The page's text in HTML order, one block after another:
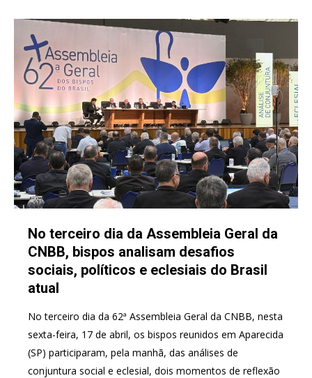
No terceiro dia da Assembleia Geral da
CNBB, bispos analisam desafios
sociais, políticos e eclesiais do Brasil
atual
No terceiro dia da 62ª Assembleia Geral da CNBB, nesta
sexta-feira, 17 de abril, os bispos reunidos em Aparecida
(SP) participaram, pela manhã, das análises de
conjuntura social e eclesial, dois momentos de reflexão